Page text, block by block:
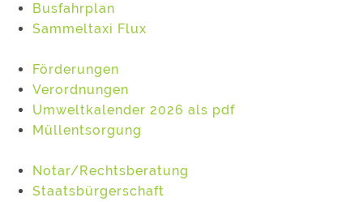
Busfahrplan
Sammeltaxi Flux
Förderungen
Verordnungen
Umweltkalender 2026 als pdf
Müllentsorgung
Notar/Rechtsberatung
Staatsbürgerschaft